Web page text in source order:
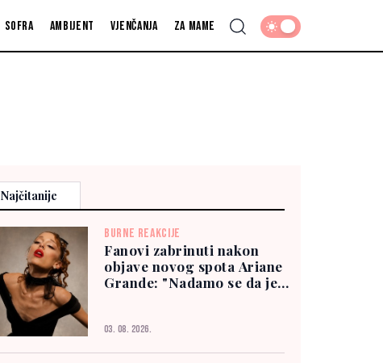
Sofra Ambijent Vjenčanja Za mame
Najčitanije
BURNE REAKCIJE
Fanovi zabrinuti nakon
objave novog spota Ariane
Grande: "Nadamo se da je
03. 08. 2026.